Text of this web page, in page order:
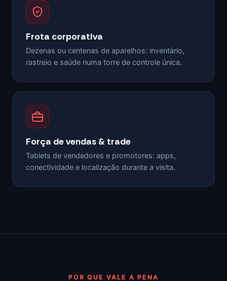
Frota corporativa
Dezenas ou centenas de aparelhos: inventário,
rastreio e saúde numa torre de controle única.
Força de vendas & trade
Tablets de vendedores e promotores: apps,
conectividade e localização durante a visita.
POR QUE VALE A PENA